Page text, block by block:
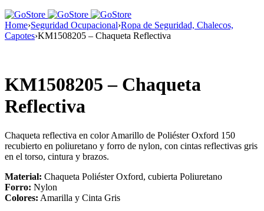
Home›Seguridad Ocupacional›Ropa de Seguridad, Chalecos,
Capotes›KM1508205 – Chaqueta Reflectiva
KM1508205 – Chaqueta
Reflectiva
Chaqueta reflectiva en color Amarillo de Poliéster Oxford 150
recubierto en poliuretano y forro de nylon, con cintas reflectivas gris
en el torso, cintura y brazos.
Material: Chaqueta Poliéster Oxford, cubierta Poliuretano
Forro: Nylon
Colores: Amarilla y Cinta Gris